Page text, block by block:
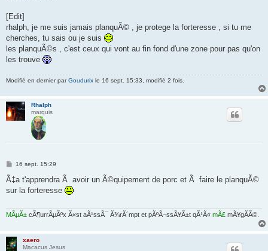
[Edit]
rhalph, je me suis jamais planquÃ© , je protege la forteresse , si tu me
cherches, tu sais ou je suis
les planquÃ©s , c'est ceux qui vont au fin fond d'une zone pour pas qu'on
les trouve
Modifié en dernier parGoudurix le 16 sept. 15:33, modifié 2 fois.
Rhalph
marquis
M
s
s
a
16 sept. 15:29
Ã‡a t'apprendra Ã avoir un Ã©quipement de porc et Ã faire le planquÃ©
sur la forteresse
MÃµÃ± cÃ¶urrÃµÃºx Ã«st aÃ¹ssÃ¯ Ã¾rÃ´mpt et pÃºÃ¬ssÃ¥Ã±t qÃ¹Ã« mÃ£ mÃ¥gÃ­Ã©.
xaero
Macacus Jesus